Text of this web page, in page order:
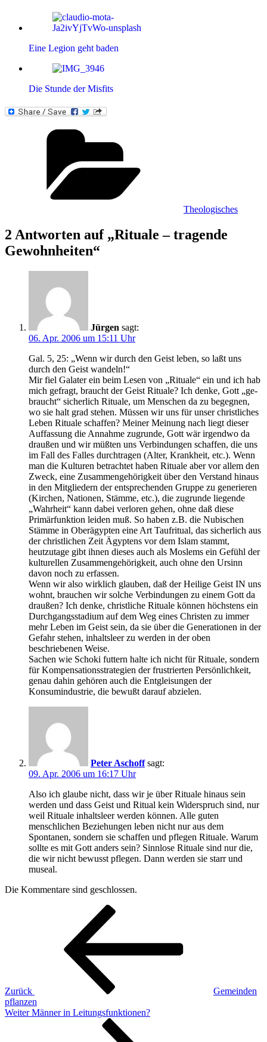
Eine Legion geht baden
Die Stunde der Misfits
Theologisches
2 Antworten auf „Rituale – tragende
Gewohnheiten“
Jürgen sagt:
06. Apr. 2006 um 15:11 Uhr
Gal. 5, 25: „Wenn wir durch den Geist leben, so laßt uns
durch den Geist wandeln!“
Mir fiel Galater ein beim Lesen von „Rituale“ ein und ich hab
mich gefragt, braucht der Geist Rituale? Ich denke, Gott „ge-
braucht“ sicherlich Rituale, um Menschen da zu begegnen,
wo sie halt grad stehen. Müssen wir uns für unser christliches
Leben Rituale schaffen? Meiner Meinung nach liegt dieser
Auffassung die Annahme zugrunde, Gott wär irgendwo da
draußen und wir müßten uns Verbindungen schaffen, die uns
im Fall des Falles durchtragen (Alter, Krankheit, etc.). Wenn
man die Kulturen betrachtet haben Rituale aber vor allem den
Zweck, eine Zusammengehörigkeit über den Verstand hinaus
in den Mitgliedern der entsprechenden Gruppe zu generieren
(Kirchen, Nationen, Stämme, etc.), die zugrunde liegende
„Wahrheit“ kann dabei verloren gehen, ohne daß diese
Primärfunktion leiden muß. So haben z.B. die Nubischen
Stämme in Oberägypten eine Art Taufritual, das sicherlich aus
der christlichen Zeit Ägyptens vor dem Islam stammt,
heutzutage gibt ihnen dieses auch als Moslems ein Gefühl der
kulturellen Zusammengehörigkeit, auch ohne den Ursinn
davon noch zu erfassen.
Wenn wir also wirklich glauben, daß der Heilige Geist IN uns
wohnt, brauchen wir solche Verbindungen zu einem Gott da
draußen? Ich denke, christliche Rituale können höchstens ein
Durchgangsstadium auf dem Weg eines Christen zu immer
mehr Leben im Geist sein, da sie über die Generationen in der
Gefahr stehen, inhaltsleer zu werden in der oben
beschriebenen Weise.
Sachen wie Schoki futtern halte ich nicht für Rituale, sondern
für Kompensationsstrategien der frustrierten Persönlichkeit,
genau dahin gehören auch die Entgleisungen der
Konsumindustrie, die bewußt darauf abzielen.
Peter Aschoff sagt:
09. Apr. 2006 um 16:17 Uhr
Also ich glaube nicht, dass wir je über Rituale hinaus sein
werden und dass Geist und Ritual kein Widerspruch sind, nur
weil Rituale inhaltsleer werden können. Alle guten
menschlichen Beziehungen leben nicht nur aus dem
Spontanen, sondern sie schaffen und pflegen Rituale. Warum
sollte es mit Gott anders sein? Sinnlose Rituale sind nur die,
die wir nicht bewusst pflegen. Dann werden sie starr und
museal.
Die Kommentare sind geschlossen.
Beitragsnavigation
Zurück
Gemeinden
pflanzen
Nächster
Weiter Männer in Leitungsfunktionen?